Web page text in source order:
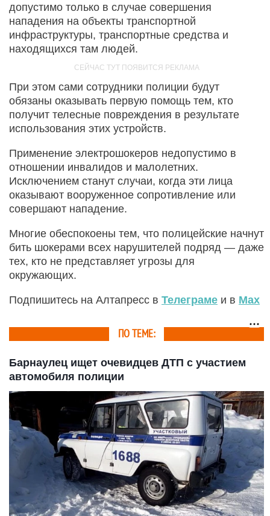
допустимо только в случае совершения
нападения на объекты транспортной
инфраструктуры, транспортные средства и
находящихся там людей.
При этом сами сотрудники полиции будут
обязаны оказывать первую помощь тем, кто
получит телесные повреждения в результате
использования этих устройств.
Применение электрошокеров недопустимо в
отношении инвалидов и малолетних.
Исключением станут случаи, когда эти лица
оказывают вооруженное сопротивление или
совершают нападение.
Многие обеспокоены тем, что полицейские начнут
бить шокерами всех нарушителей подряд — даже
тех, кто не представляет угрозы для
окружающих.
Подпишитесь на Алтапресс в Телеграме и в Max
ПО ТЕМЕ:
Барнаулец ищет очевидцев ДТП с участием
автомобиля полиции